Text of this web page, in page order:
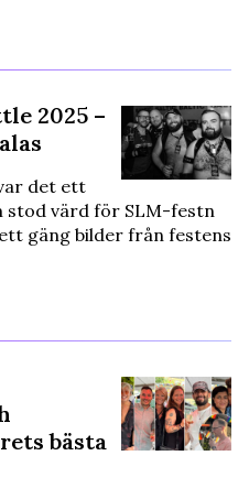
2025 –
det ett
stod värd för SLM-festn
gäng bilder från festens
bästa